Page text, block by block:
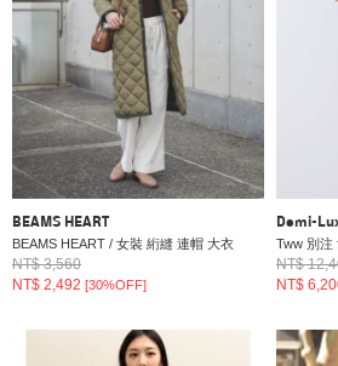
BEAMS HEART
BEAMS HEART / 女裝 絎縫 連帽 大衣
NT$ 3,560
NT$ 2,492 [30%OFF]
Demi-
Tww 別注
NT$
NT$